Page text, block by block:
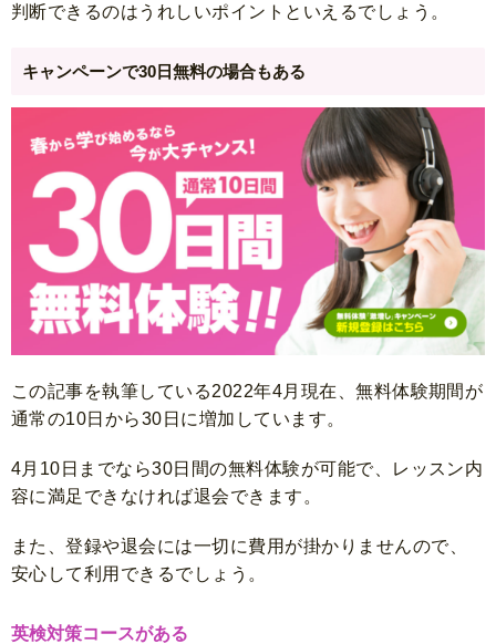
判断できるのはうれしいポイントといえるでしょう。
キャンペーンで30日無料の場合もある
この記事を執筆している2022年4月現在、無料体験期間が
通常の10日から30日に増加しています。
4月10日までなら30日間の無料体験が可能で、レッスン内
容に満足できなければ退会できます。
また、登録や退会には一切に費用が掛かりませんので、
安心して利用できるでしょう。
英検対策コースがある